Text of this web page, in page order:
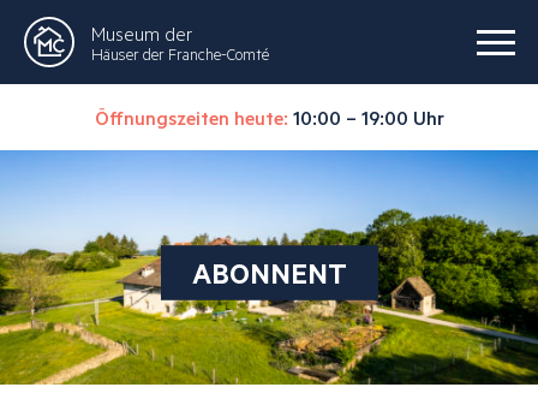
Museum der
Häuser der Franche-Comté
Öffnungszeiten heute: 10:00 – 19:00 Uhr
ABONNENT